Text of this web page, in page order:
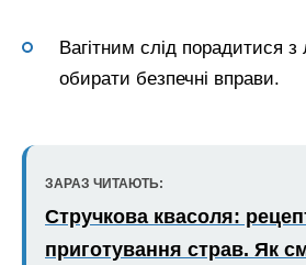
Вагітним слід порадитися з
обирати безпечні вправи.
ЗАРАЗ ЧИТАЮТЬ:
Стручкова квасоля:
приготування страв. Як